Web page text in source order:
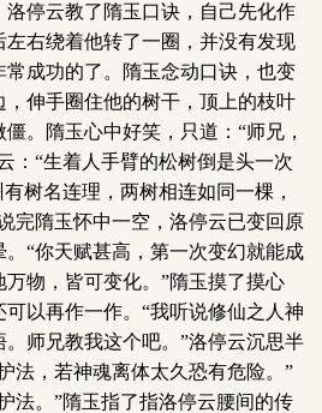
停云教了隋玉口诀，自己先化作
右绕着他转了一圈，并没有发现
成功的了。隋玉念动口诀，也变
伸手圈住他的树干，顶上的枝叶
。隋玉心中好笑，只道：“师兄，
：“生着人手臂的松树倒是头一次
树名连理，两树相连如同一棵，
完隋玉怀中一空，洛停云已变回原
“你天赋甚高，第一次变幻就能成
物，皆可变化。”隋玉摸了摸心
以再作一作。“我听说修仙之人神
师兄教我这个吧。”洛停云沉思半
法，若神魂离体太久恐有危险。”
法。”隋玉指了指洛停云腰间的传